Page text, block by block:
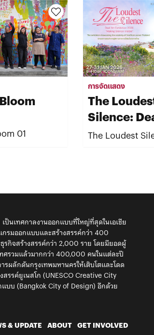
01
การจัดแสดง
The
Silence:
Exhibition
The Loudest
ป็นเทศกาลงานออกแบบที่ใหญ่ที่สุดในเอเชีย
กรมออกแบบและสร้างสรรค์กว่า 400
กิจสร้างสรรค์กว่า 2,000 ราย โดยมียอดผู้
ทศรวมแล้วมากกว่า 400,000 คนในแต่ละปี
รผลักดันกรุงเทพมหานครให้เติบโตและโดด
สรรค์ยูเนสโก (UNESCO Creative City
แบบ (Bangkok City of Design) อีกด้วย
& UPDATE ABOUT GET INVOLVED